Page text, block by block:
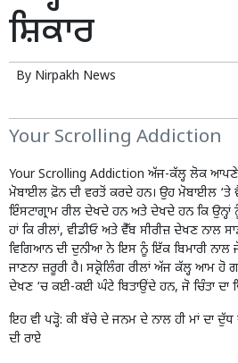
ਸ਼ਿਕਾਰ
By Nirpakh News
Your Scrolling Addiction
Your Scrolling Addiction ਅੱਜ-ਕੱਲ੍ਹ ਲੋਕ
ਮੋਬਾਈਲ ਫ਼ੋਨ ਦੀ ਵਰਤੋਂ ਕਰਦੇ ਹਨ। ਉਹ ਮੋਬਾਈਲ ‘ਤੇ
ਇੰਸਟਾਗ੍ਰਾਮ ਰੀਲ ਦੇਖਦੇ ਹਨ ਅਤੇ ਦੇਖਦੇ ਹਨ ਕਿ
ਹਾਂ ਕਿ ਰੀਲਾਂ, ਵੀਡੀਓ ਅਤੇ ਵੈੱਬ ਸੀਰੀਜ਼ ਦੇਖਣ ਨਾਲ
ਵਿਗਿਆਨ ਦੀ ਦੁਨੀਆ ਨੇ ਇਸ ਨੂੰ ਇੱਕ ਬਿਮਾਰੀ
ਜਾਣਨਾ ਜ਼ਰੂਰੀ ਹੈ। ਸਕ੍ਰੋਲਿੰਗ ਰੀਲਾਂ ਅੱਜ ਕੱਲ੍ਹ ਆਮ
ਦੇਖਣ ‘ਚ ਕਈ-ਕਈ ਘੰਟੇ ਬਿਤਾਉਂਦੇ ਹਨ, ਜੋ ਚਿੰਤਾ ਦਾ
ਇਹ ਵੀ ਪੜ੍ਹੋ: ਕੀ ਬੱਚੇ ਦੇ ਜਨਮ ਦੇ ਨਾਲ ਹੀ ਮਾਂ ਦਾ ਦੁੱਧ
ਦੀ ਰਾਏ